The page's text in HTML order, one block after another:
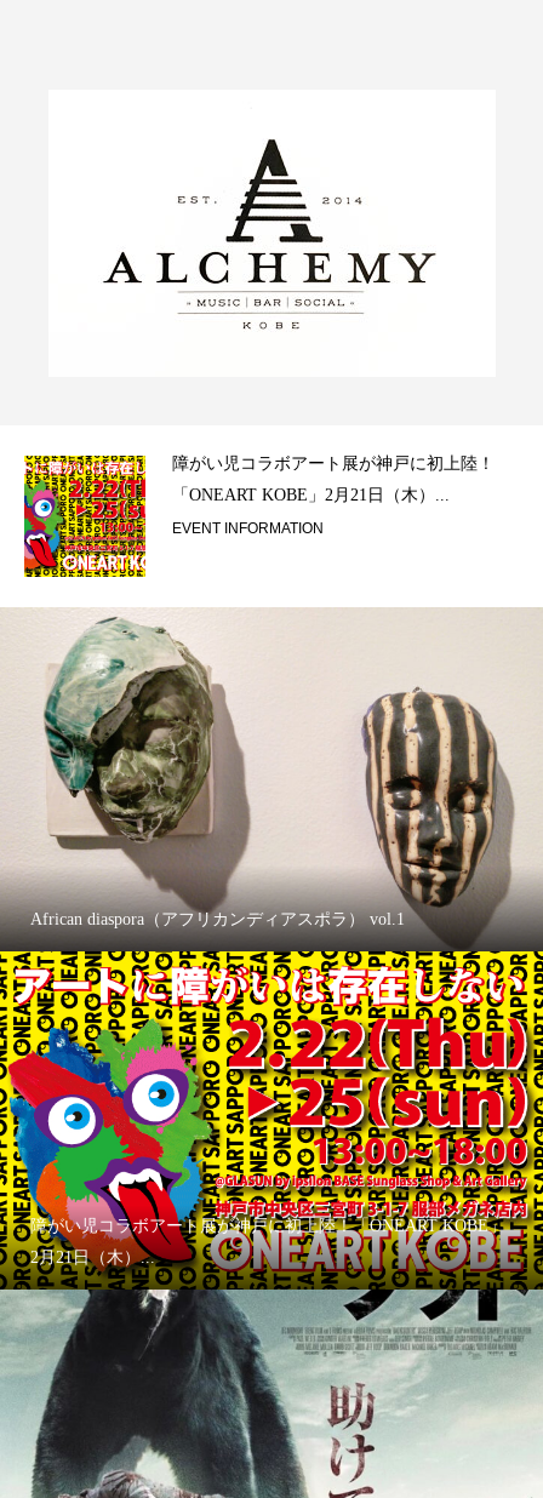
障がい児コラボアート展が神戸に初上陸！
「ONEART KOBE」2月21日（木）...
EVENT INFORMATION
African diaspora（アフリカンディアスポラ） vol.1
障がい児コラボアート展が神戸に初上陸！「ONEART KOBE」
2月21日（木）...